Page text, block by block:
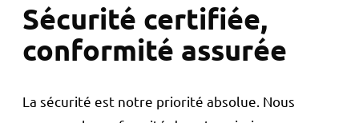
Sécurité certifiée,
conformité assurée
La sécurité est notre priorité absolue. Nous